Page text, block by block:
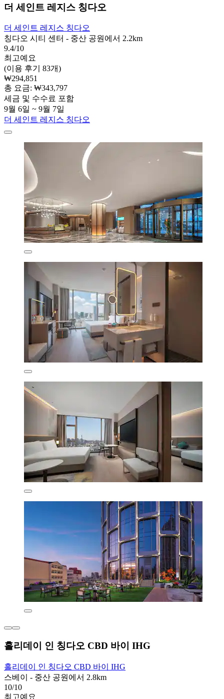
더 세인트 레지스 칭다오
더 세인트 레지스 칭다오
칭다오 시티 센터 - 중산 공원에서 2.2km
9.4/10
최고예요
(이용 후기 83개)
₩294,851
총 요금: ₩343,797
세금 및 수수료 포함
9월 6일 ~ 9월 7일
더 세인트 레지스 칭다오
홀리데이 인 칭다오 CBD 바이 IHG
홀리데이 인 칭다오 CBD 바이 IHG
스베이 - 중산 공원에서 2.8km
10/10
최고예요